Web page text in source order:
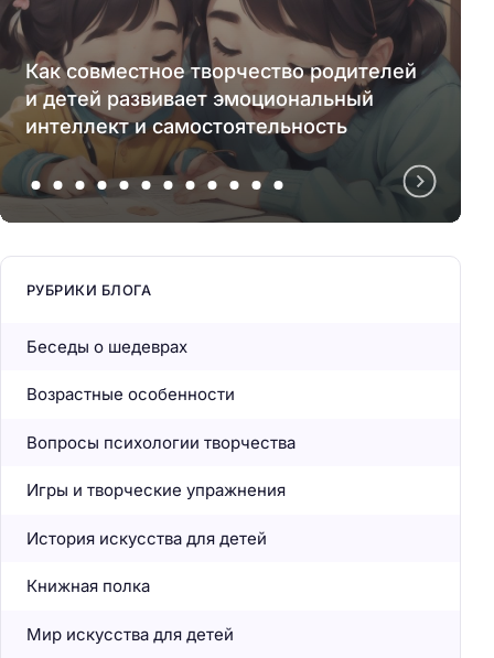
Как совместное творчество родителей
и детей развивает эмоциональный
интеллект и самостоятельность
РУБРИКИ БЛОГА
Беседы о шедеврах
Возрастные особенности
Вопросы психологии творчества
Игры и творческие упражнения
История искусства для детей
Книжная полка
Мир искусства для детей